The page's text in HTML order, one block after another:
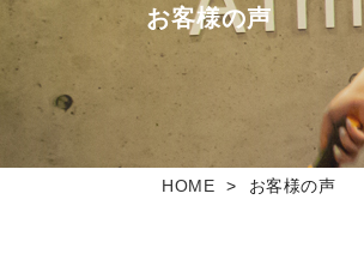
お客様の声
HOME お客様の声